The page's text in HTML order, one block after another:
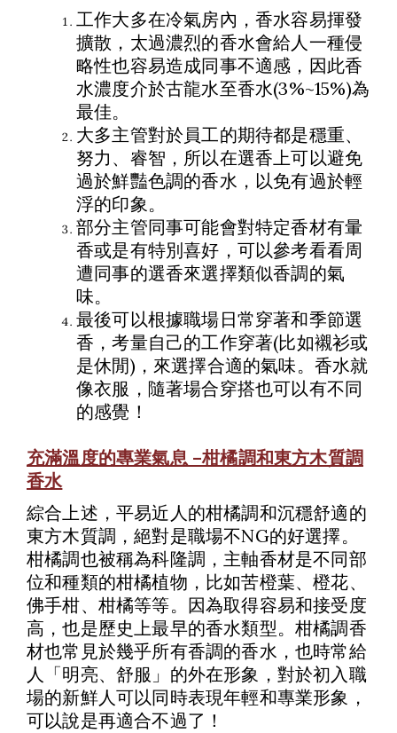
工作大多在冷氣房內，香水容易揮發
擴散，太過濃烈的香水會給人一種侵
略性也容易造成同事不適感，因此香
水濃度介於古龍水至香水(3%~15%)為
最佳。
大多主管對於員工的期待都是穩重、
努力、睿智，所以在選香上可以避免
過於鮮豔色調的香水，以免有過於輕
浮的印象。
部分主管同事可能會對特定香材有暈
香或是有特別喜好，可以參考看看周
遭同事的選香來選擇類似香調的氣
味。
最後可以根據職場日常穿著和季節選
香，考量自己的工作穿著(比如襯衫或
是休閒)，來選擇合適的氣味。香水就
像衣服，隨著場合穿搭也可以有不同
的感覺！
充滿溫度的專業氣息 –柑橘調和東方木質調
香水
綜合上述，平易近人的柑橘調和沉穩舒適的
東方木質調，絕對是職場不NG的好選擇。
柑橘調也被稱為科隆調，主軸香材是不同部
位和種類的柑橘植物，比如苦橙葉、橙花、
佛手柑、柑橘等等。因為取得容易和接受度
高，也是歷史上最早的香水類型。柑橘調香
材也常見於幾乎所有香調的香水，也時常給
人「明亮、舒服」的外在形象，對於初入職
場的新鮮人可以同時表現年輕和專業形象，
可以說是再適合不過了！